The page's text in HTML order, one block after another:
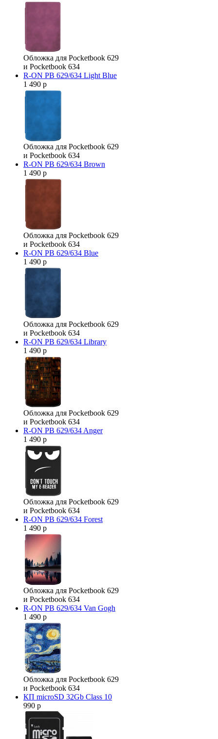
Обложка для Pocketbook 629
и Pocketbook 634
R-ON PB 629/634 Light Blue
1 490 р
Обложка для Pocketbook 629
и Pocketbook 634
R-ON PB 629/634 Brown
1 490 р
Обложка для Pocketbook 629
и Pocketbook 634
R-ON PB 629/634 Blue
1 490 р
Обложка для Pocketbook 629
и Pocketbook 634
R-ON PB 629/634 Library
1 490 р
Обложка для Pocketbook 629
и Pocketbook 634
R-ON PB 629/634 Anger
1 490 р
Обложка для Pocketbook 629
и Pocketbook 634
R-ON PB 629/634 Forest
1 490 р
Обложка для Pocketbook 629
и Pocketbook 634
R-ON PB 629/634 Van Gogh
1 490 р
Обложка для Pocketbook 629
и Pocketbook 634
КП microSD 32Gb Class 10
990 р